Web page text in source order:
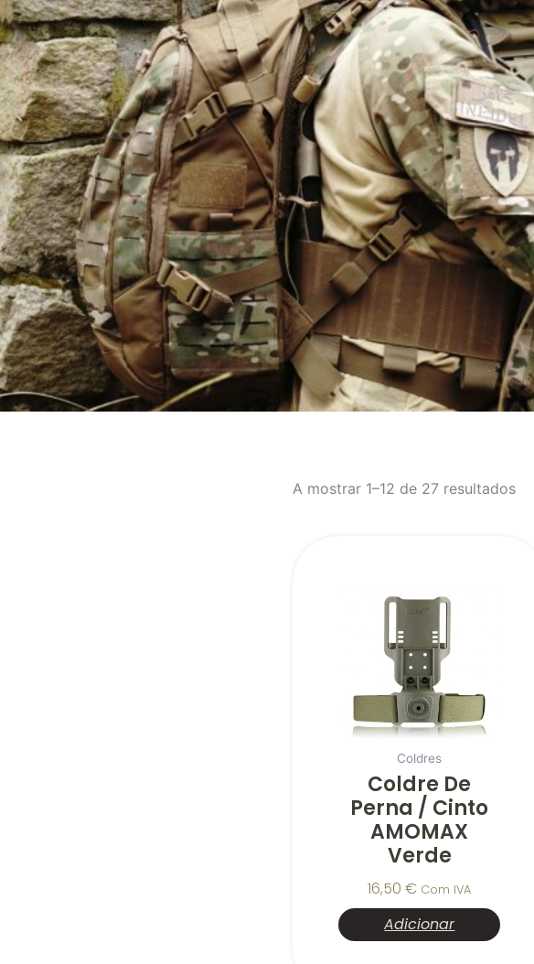
A mostrar 1–12 de 27 resultados
Coldres
Coldre De
Perna / Cinto
AMOMAX
Verde
16,50€ Com IVA
Adicionar